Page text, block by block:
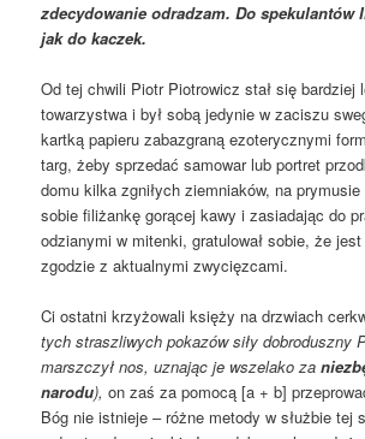
zdecydowanie odradzam. Do spekulantów
jak do kaczek.
Od tej chwili Piotr Piotrowicz stał się bardziej
towarzystwa i był sobą jedynie w zaciszu
kartką papieru zabazgraną ezoterycznymi
targ, żeby sprzedać samowar lub portret
domu kilka zgniłych ziemniaków, na prymusie
sobie filiżankę gorącej kawy i zasiadając do
odzianymi w mitenki, gratulował sobie, że
zgodzie z aktualnymi zwycięzcami.
Ci ostatni krzyżowali księży na drzwiach
tych straszliwych pokazów siły dobroduszny
marszczył nos, uznając je wszelako za
narodu), on zaś za pomocą [a + b]
Bóg nie istnieje – różne metody w służbie tej